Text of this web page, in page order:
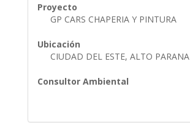
Proyecto
GP CARS CHAPERIA Y PINTURA
Ubicación
CIUDAD DEL ESTE, ALTO PARANA
Consultor Ambiental